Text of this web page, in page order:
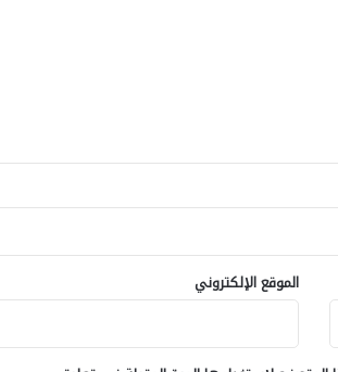
الموقع الإلكتروني